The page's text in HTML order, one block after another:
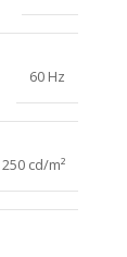
60 Hz
250 cd/m²